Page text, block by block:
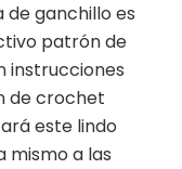
ganchillo es
patrón de
instrucciones
de crochet
este lindo
mismo a las